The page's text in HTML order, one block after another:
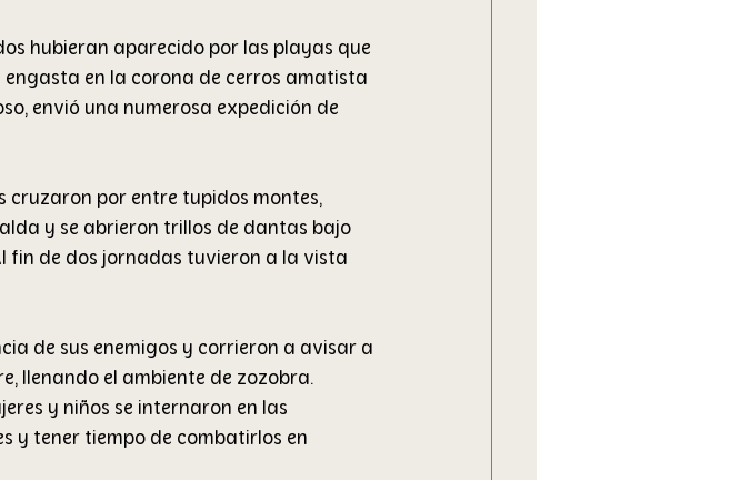
hubieran aparecido por las playas que
engasta en la corona de cerros amatista
envió una numerosa expedición de
cruzaron por entre tupidos montes,
y se abrieron trillos de dantas bajo
fin de dos jornadas tuvieron a la vista
de sus enemigos y corrieron a avisar a
llenando el ambiente de zozobra.
y niños se internaron en las
y tener tiempo de combatirlos en